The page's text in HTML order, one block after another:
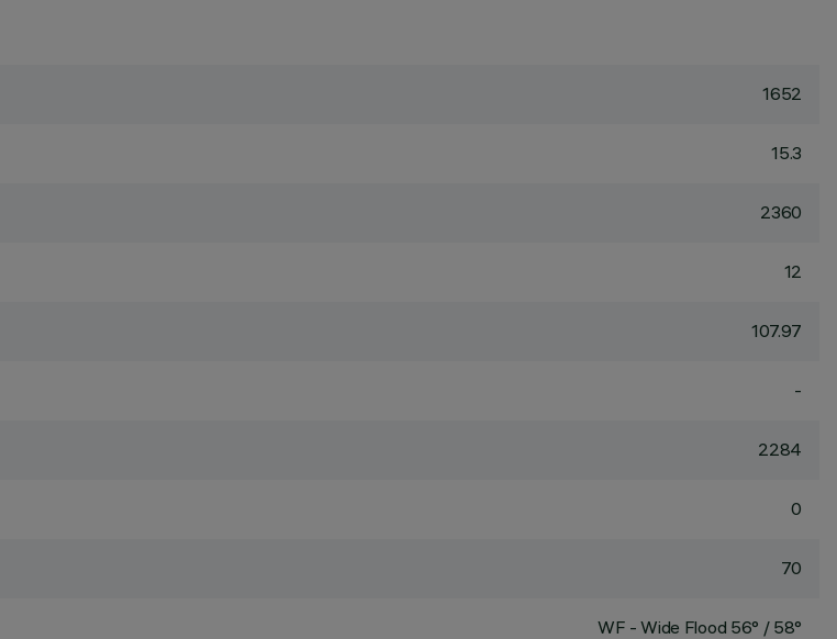
1652
15.3
2360
12
107.97
-
2284
0
70
WF - Wide Flood 56° / 58°